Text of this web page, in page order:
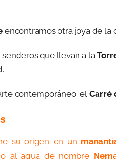
encontramos otra joya de la
que llevan a la
contemporáneo, elCarré
su origen en un
al agua de nombre